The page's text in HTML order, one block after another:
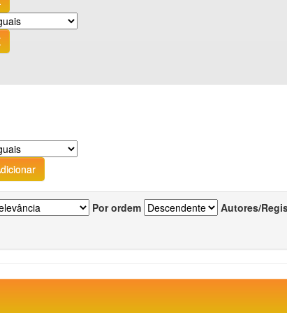
Por ordem Autores/